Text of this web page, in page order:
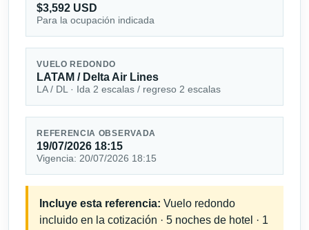
$3,592 USD
Para la ocupación indicada
VUELO REDONDO
LATAM / Delta Air Lines
LA / DL · Ida 2 escalas / regreso 2 escalas
REFERENCIA OBSERVADA
19/07/2026 18:15
Vigencia: 20/07/2026 18:15
Incluye esta referencia: Vuelo redondo
incluido en la cotización · 5 noches de hotel · 1